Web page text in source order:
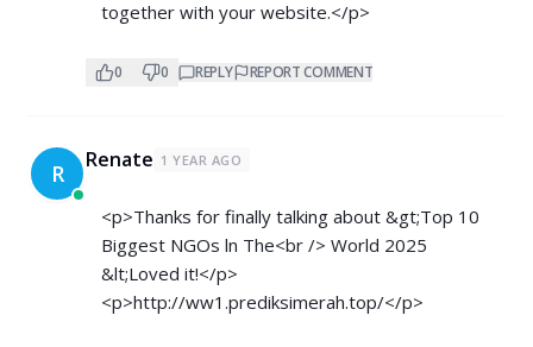
together with your website.</p>
0 0 REPLY REPORT COMMENT
R Renate 1 YEAR AGO
<p>Thanks for finally talking about &gt;Top 10
Biggest NGOs ln The<br /> World 2025
&lt;Loved it!</p>
<p>http://ww1.prediksimerah.top/</p>